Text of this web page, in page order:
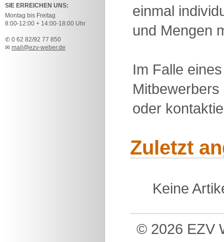
SIE ERREICHEN UNS:
Montag bis Freitag
8:00-12:00 + 14:00-18:00 Uhr
✆ 0 62 82/92 77 850
✉ mail@ezv-weber.de
einmal
und Mengen
Im Falle
oder
Zuletzt
Keine
© 2026 EZV